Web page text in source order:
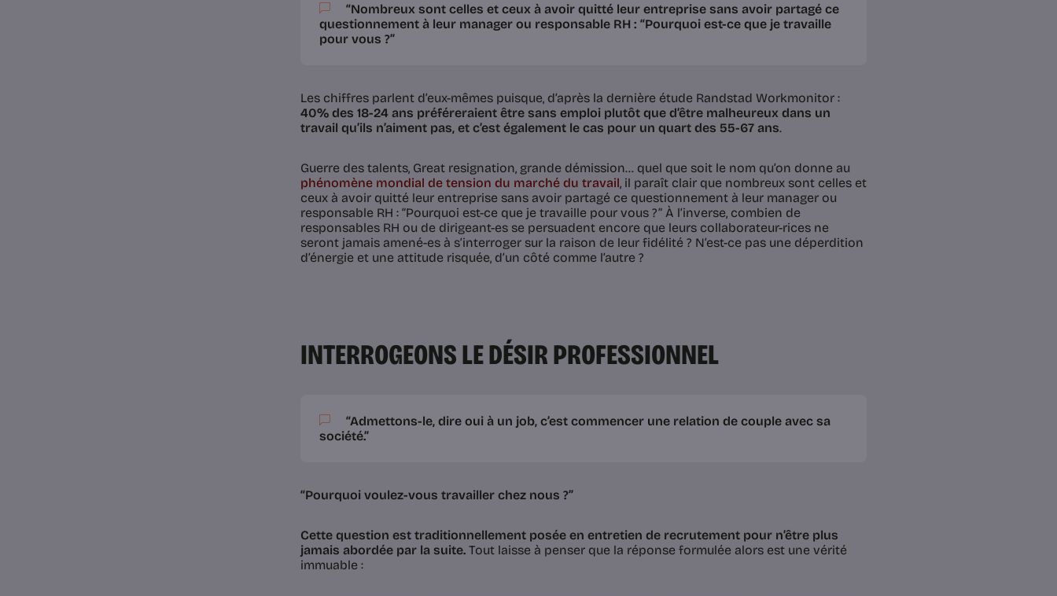
“Nombreux sont celles et ceux à avoir quitté leur entreprise sans avoir partagé ce
questionnement à leur manager ou responsable RH : “Pourquoi est-ce que je travaille
pour vous ?”
Les chiffres parlent d’eux-mêmes puisque, d’après la dernière étude Randstad Workmonitor :
40% des 18-24 ans préféreraient être sans emploi plutôt que d’être malheureux dans un
travail qu’ils n’aiment pas, et c’est également le cas pour un quart des 55-67 ans.
Guerre des talents, Great resignation, grande démission… quel que soit le nom qu’on donne au
phénomène mondial de tension du marché du travail, il paraît clair que nombreux sont celles et
ceux à avoir quitté leur entreprise sans avoir partagé ce questionnement à leur manager ou
responsable RH : “Pourquoi est-ce que je travaille pour vous ?” À l’inverse, combien de
responsables RH ou de dirigeant-es se persuadent encore que leurs collaborateur-rices ne
seront jamais amené-es à s’interroger sur la raison de leur fidélité ? N’est-ce pas une déperdition
d’énergie et une attitude risquée, d’un côté comme l’autre ?
INTERROGEONS LE DÉSIR PROFESSIONNEL
“Admettons-le, dire oui à un job, c’est commencer une relation de couple avec sa
société.”
“Pourquoi voulez-vous travailler chez nous ?”
Cette question est traditionnellement posée en entretien de recrutement pour n’être plus
jamais abordée par la suite. Tout laisse à penser que la réponse formulée alors est une vérité
immuable :